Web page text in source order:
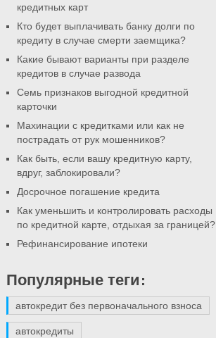
кредитных карт
Кто будет выплачивать банку долги по
кредиту в случае смерти заемщика?
Какие бывают варианты при разделе
кредитов в случае развода
Семь признаков выгодной кредитной
карточки
Махинации с кредитками или как не
пострадать от рук мошенников?
Как быть, если вашу кредитную карту,
вдруг, заблокировали?
Досрочное погашение кредита
Как уменьшить и контролировать расходы
по кредитной карте, отдыхая за границей?
Рефинансирование ипотеки
Популярные теги:
автокредит без первоначального взноса
автокредиты